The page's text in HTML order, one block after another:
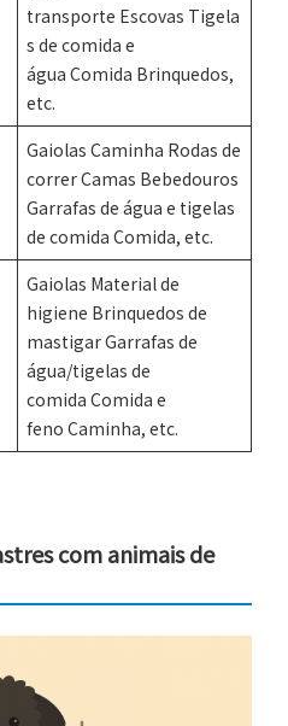
transporte Escovas Tigela
s de comida e
água Comida Brinquedos,
etc.
Gaiolas Caminha Rodas de
correr Camas Bebedouros
Garrafas de água e tigelas
de comida Comida, etc.
Gaiolas Material de
higiene Brinquedos de
mastigar Garrafas de
água/tigelas de
comida Comida e
feno Caminha, etc.
com animais de